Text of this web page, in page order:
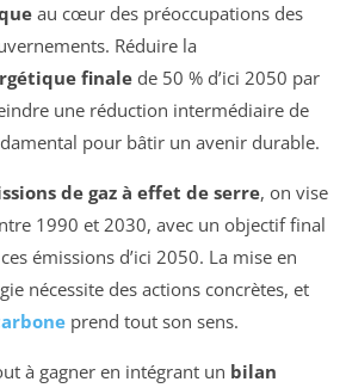
au cœur des préoccupations des
Réduire la
finale de 50 % d’ici 2050 par
une réduction intermédiaire de
pour bâtir un avenir durable.
de gaz à effet de serre, on vise
1990 et 2030, avec un objectif final
émissions d’ici 2050. La mise en
nécessite des actions concrètes, et
prend tout son sens.
à gagner en intégrant un bilan